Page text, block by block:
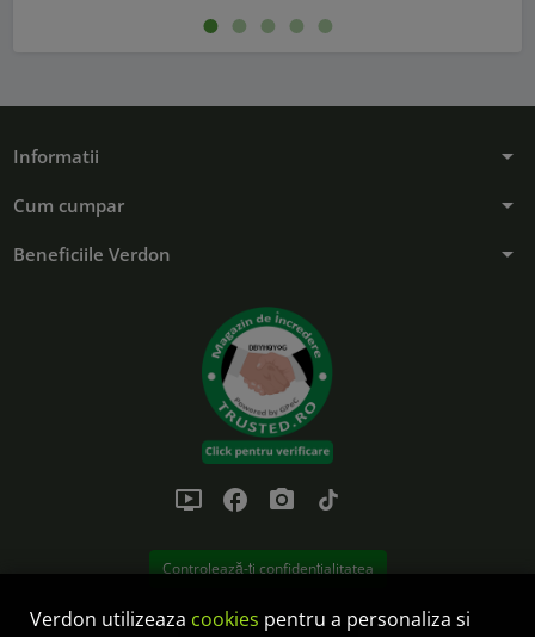
Informatii arrow_drop_down
Cum cumpar arrow_drop_down
Beneficiile Verdon arrow_drop_down
ondemand_video facebook photo_camera tiktok
Controlează-ți confidențialitatea
Verdon utilizeaza cookies pentru a personaliza si